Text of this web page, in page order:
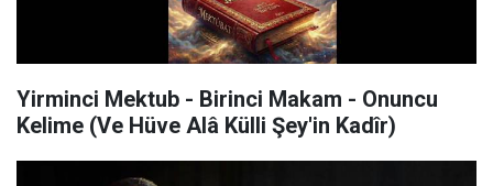
Yirminci Mektub - Birinci Makam - Onuncu
Kelime (Ve Hüve Alâ Külli Şey'in Kadîr)